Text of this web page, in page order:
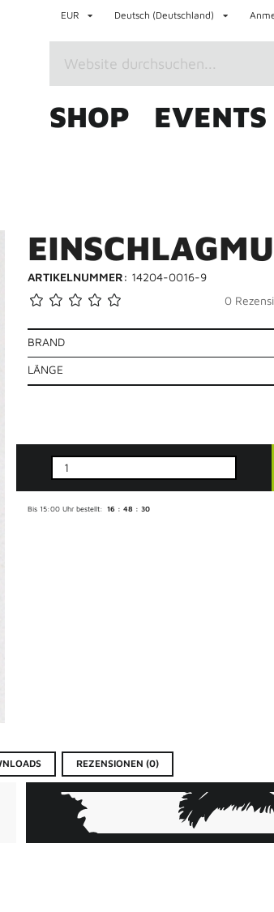
EUR Deutsch (Deutschland)
SHOP EVENTS
EINSCHLAGMU
ARTIKELNUMMER: 14204-0016-9
0
BRAND
LÄNGE
Bis 15:00 Uhr bestellt: 16 : 48 : 29
REZENSIONEN (0)